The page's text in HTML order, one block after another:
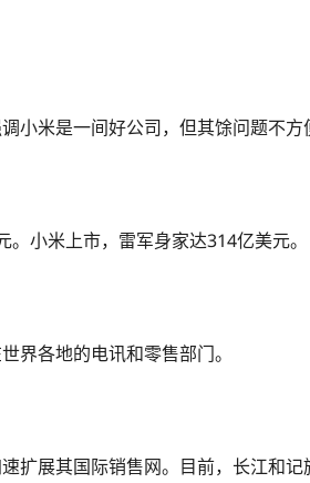
米是一间好公司，但其馀问题不方
小米上市，雷军身家达314亿美元。
界各地的电讯和零售部门。
展其国际销售网。目前，长江和记